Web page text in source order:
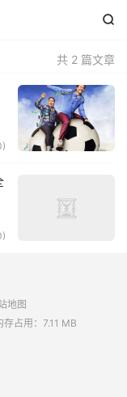

共 2 篇文章
)
)
地图
占用：7.11 MB